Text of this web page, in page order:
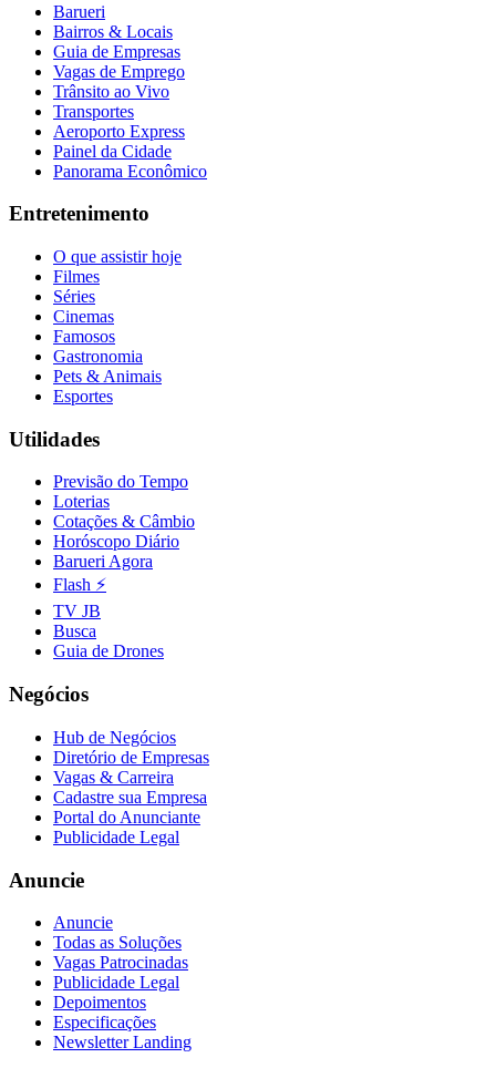
Barueri
Bairros & Locais
Guia de Empresas
Vagas de Emprego
Trânsito ao Vivo
Transportes
Aeroporto Express
Painel da Cidade
Panorama Econômico
Entretenimento
O que assistir hoje
Filmes
Séries
Cinemas
Famosos
Gastronomia
Pets & Animais
Esportes
Utilidades
Previsão do Tempo
Loterias
Cotações & Câmbio
Horóscopo Diário
Barueri Agora
Flash ⚡
TV JB
Busca
Guia de Drones
Negócios
Hub de Negócios
Diretório de Empresas
Vagas & Carreira
Cadastre sua Empresa
Portal do Anunciante
Publicidade Legal
Anuncie
Anuncie
Todas as Soluções
Vagas Patrocinadas
Publicidade Legal
Depoimentos
Especificações
Newsletter Landing